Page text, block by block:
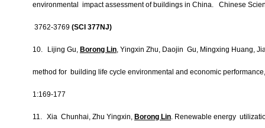
environmental impact assessment of buildings in China. Chinese
3762-3769 (SCI 377NJ)
10. Lijing Gu, Borong Lin, Yingxin Zhu, Daojin Gu, Mingxing Huang,
method for building life cycle environmental and economic
1:169-177
11. Xia Chunhai, Zhu Yingxin, Borong Lin. Renewable energy